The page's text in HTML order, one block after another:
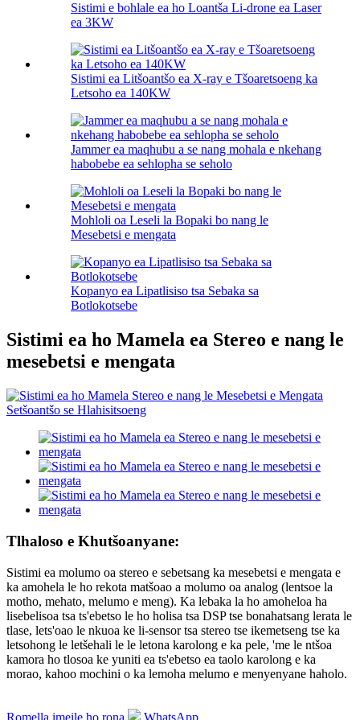
Sistimi e bohlale ea ho Loantša Li-drone ea Laser
ea 3KW
Sistimi ea Litšoantšo ea X-ray e Tšoaretsoeng ka
Letsoho ea 140KW
Jammer ea maqhubu a se nang mohala e nkehang
habobebe ea sehlopha se seholo
Mohloli oa Leseli la Bopaki bo nang le
Mesebetsi e mengata
Kopanyo ea Lipatlisiso tsa Sebaka sa
Botlokotsebe
Sistimi ea ho Mamela ea Stereo e nang le
mesebetsi e mengata
Tlhaloso e Khutšoanyane:
Sistimi ea molumo oa stereo e sebetsang ka mesebetsi e mengata e
ka amohela le ho rekota matšoao a molumo oa analog (lentsoe la
motho, mehato, melumo e meng). Ka lebaka la ho amoheloa ha
lisebelisoa tsa ts'ebetso le ho holisa tsa DSP tse bonahatsang lerata le
tlase, lets'oao le nkuoa ke li-sensor tsa stereo tse ikemetseng tse ka
letsohong le letšehali le le letona karolong e ka pele, 'me le ntšoa
kamora ho tlosoa ke yuniti ea ts'ebetso ea taolo karolong e ka
morao, kahoo mochini o ka lemoha melumo e menyenyane haholo.
Romella imeile ho rona WhatsApp